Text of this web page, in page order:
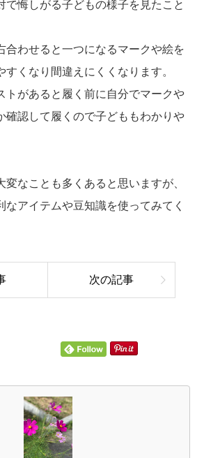
で悔しがる子どもの様子を見たこと
合わせると一つになるマークや絵を
くなり間違えにくくなります。
トがあると履く前に自分でマークや
確認して履くので子どももわかりや
変なことも多くあると思いますが、
なアイテムや豆知識を使ってみてく
次の記事